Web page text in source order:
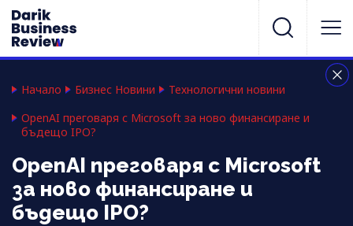
Начало Бизнес Новини
Технологични новини
OpenAI преговаря с Microsoft за ново финансиране и
бъдещо IPO?
OpenAI преговаря с Microsoft
за ново финансиране и
бъдещо IPO?